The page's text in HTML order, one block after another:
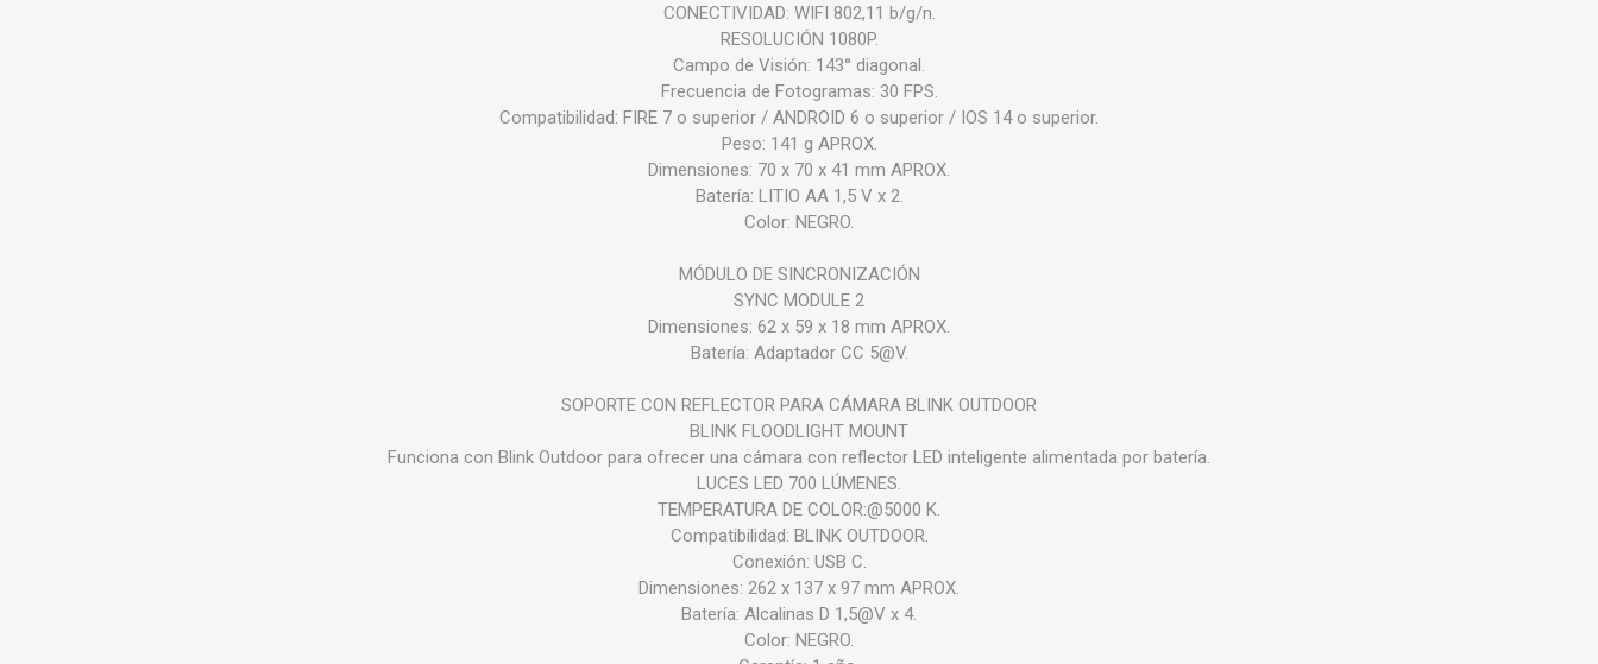
CONECTIVIDAD: WIFI 802,11 b/g/n.
RESOLUCIÓN 1080P.
Campo de Visión: 143° diagonal.
Frecuencia de Fotogramas: 30 FPS.
Compatibilidad: FIRE 7 o superior / ANDROID 6 o superior / IOS 14 o superior.
Peso: 141 g APROX.
Dimensiones: 70 x 70 x 41 mm APROX.
Batería: LITIO AA 1,5 V x 2.
Color: NEGRO.
MÓDULO DE SINCRONIZACIÓN
SYNC MODULE 2
Dimensiones: 62 x 59 x 18 mm APROX.
Batería: Adaptador CC 5@V.
SOPORTE CON REFLECTOR PARA CÁMARA BLINK OUTDOOR
BLINK FLOODLIGHT MOUNT
Funciona con Blink Outdoor para ofrecer una cámara con reflector LED inteligente alimentada por batería.
LUCES LED 700 LÚMENES.
TEMPERATURA DE COLOR:@5000 K.
Compatibilidad: BLINK OUTDOOR.
Conexión: USB C.
Dimensiones: 262 x 137 x 97 mm APROX.
Batería: Alcalinas D 1,5@V x 4.
Color: NEGRO.